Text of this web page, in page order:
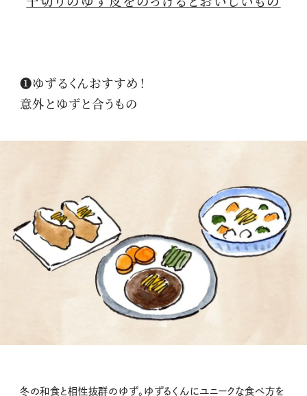
❶ゆずるくんおすすめ！
意外とゆずと合うもの
冬の和食と相性抜群のゆず。ゆずるくんにユニークな食べ方を